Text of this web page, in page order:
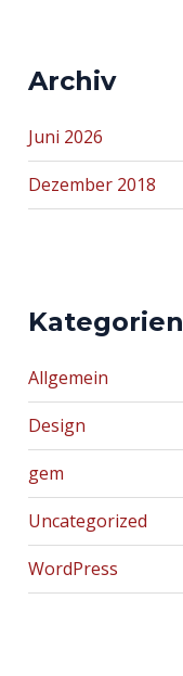
Archiv
Juni 2026
Dezember 2018
Kategorien
Allgemein
Design
gem
Uncategorized
WordPress